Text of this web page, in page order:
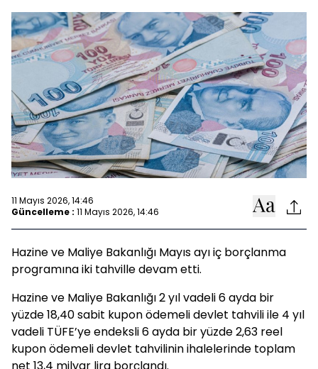
11 Mayıs 2026, 14:46
Güncelleme : 11 Mayıs 2026, 14:46
Hazine ve Maliye Bakanlığı Mayıs ayı iç borçlanma
programına iki tahville devam etti.
Hazine ve Maliye Bakanlığı 2 yıl vadeli 6 ayda bir
yüzde 18,40 sabit kupon ödemeli devlet tahvili ile 4 yıl
vadeli TÜFE’ye endeksli 6 ayda bir yüzde 2,63 reel
kupon ödemeli devlet tahvilinin ihalelerinde toplam